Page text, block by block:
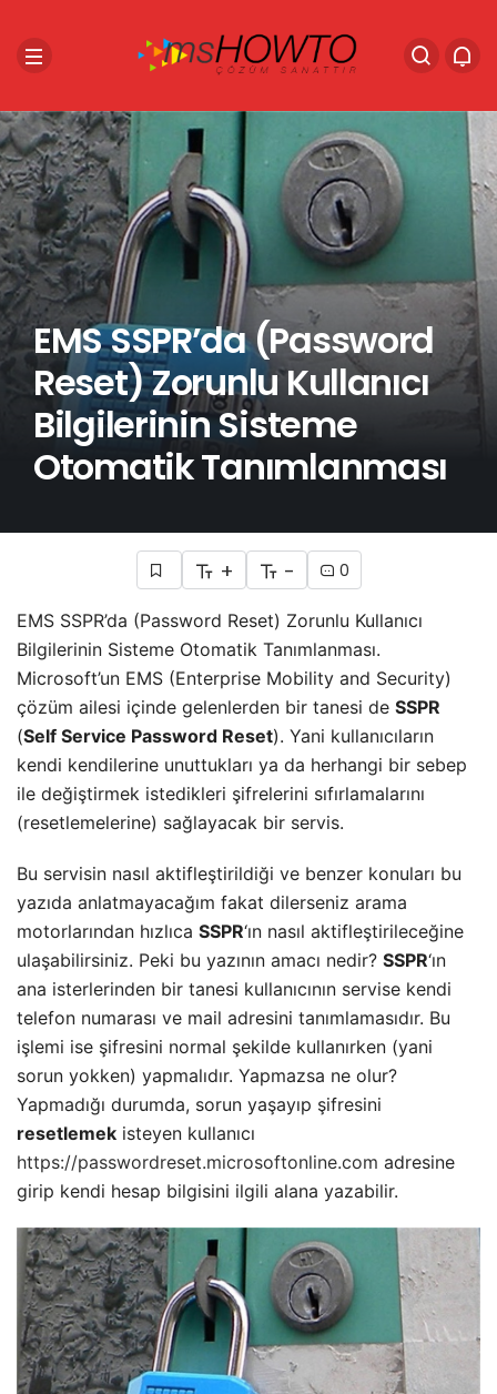
EMS SSPR’da (Password
Reset) Zorunlu Kullanıcı
Bilgilerinin Sisteme
Otomatik Tanımlanması
+ - 0
EMS SSPR’da (Password Reset) Zorunlu Kullanıcı
Bilgilerinin Sisteme Otomatik Tanımlanması.
Microsoft’un EMS (Enterprise Mobility and Security)
çözüm ailesi içinde gelenlerden bir tanesi de SSPR
(Self Service Password Reset). Yani kullanıcıların
kendi kendilerine unuttukları ya da herhangi bir sebep
ile değiştirmek istedikleri şifrelerini sıfırlamalarını
(resetlemelerine) sağlayacak bir servis.
Bu servisin nasıl aktifleştirildiği ve benzer konuları bu
yazıda anlatmayacağım fakat dilerseniz arama
motorlarından hızlıca SSPR‘ın nasıl aktifleştirileceğine
ulaşabilirsiniz. Peki bu yazının amacı nedir? SSPR‘ın
ana isterlerinden bir tanesi kullanıcının servise kendi
telefon numarası ve mail adresini tanımlamasıdır. Bu
işlemi ise şifresini normal şekilde kullanırken (yani
sorun yokken) yapmalıdır. Yapmazsa ne olur?
Yapmadığı durumda, sorun yaşayıp şifresini
resetlemek isteyen kullanıcı
https://passwordreset.microsoftonline.com adresine
girip kendi hesap bilgisini ilgili alana yazabilir.